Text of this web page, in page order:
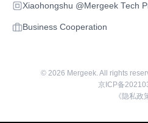
Xiaohongshu @Mergeek Tech
Business Cooperation
© 2026 Mergeek. All rights
京ICP备
《隐私政